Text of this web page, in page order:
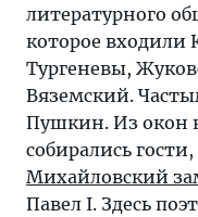
литературного
которое входили
Тургеневы,
Вяземский.
Пушкин. Из окон
собирались
Михайловский
Павел I. Здесь